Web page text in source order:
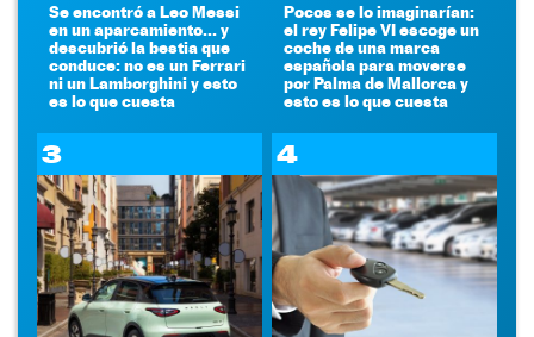
Se encontró a Leo Messi
en un aparcamiento... y
descubrió la bestia que
conduce: no es un Ferrari
ni un Lamborghini y esto
es lo que cuesta
Pocos se lo imaginarían:
el rey Felipe VI escoge un
coche de una marca
española para moverse
por Palma de Mallorca y
esto es lo que cuesta
3 4